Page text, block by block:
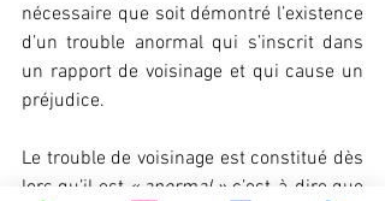
nécessaire que soit démontré l’existence
d’un trouble anormal qui s’inscrit dans
un rapport de voisinage et qui cause un
préjudice.
Le trouble de voisinage est constitué dès
lors qu’il est « anormal » c’est-à-dire que